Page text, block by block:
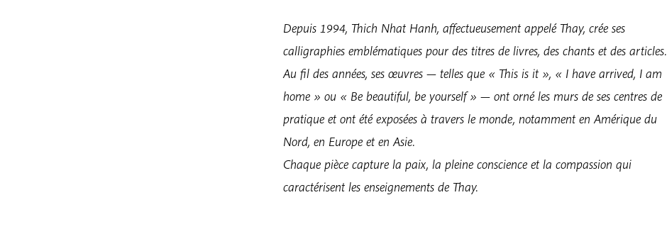
Depuis 1994, Thich Nhat Hanh, affectueusement appelé Thay, crée ses
calligraphies emblématiques pour des titres de livres, des chants et des articles.
Au fil des années, ses œuvres — telles que « This is it », « I have arrived, I am
home » ou « Be beautiful, be yourself » — ont orné les murs de ses centres de
pratique et ont été exposées à travers le monde, notamment en Amérique du
Nord, en Europe et en Asie.
Chaque pièce capture la paix, la pleine conscience et la compassion qui
caractérisent les enseignements de Thay.